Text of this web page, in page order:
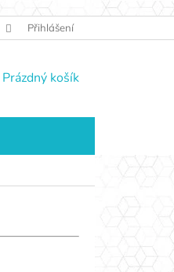
KDO JSME?
Přihlášení
NÁKUPNÍ
Prázdný košík